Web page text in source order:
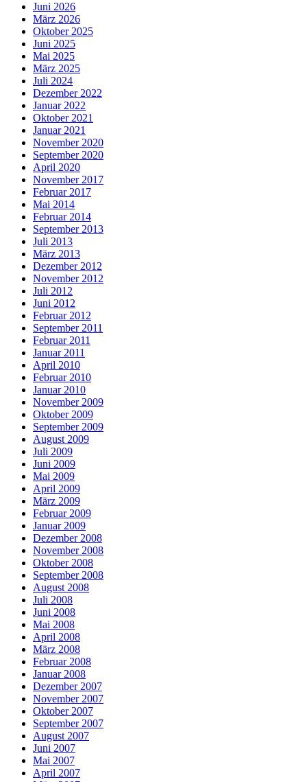
Juni 2026
März 2026
Oktober 2025
Juni 2025
Mai 2025
März 2025
Juli 2024
Dezember 2022
Januar 2022
Oktober 2021
Januar 2021
November 2020
September 2020
April 2020
November 2017
Februar 2017
Mai 2014
Februar 2014
September 2013
Juli 2013
März 2013
Dezember 2012
November 2012
Juli 2012
Juni 2012
Februar 2012
September 2011
Februar 2011
Januar 2011
April 2010
Februar 2010
Januar 2010
November 2009
Oktober 2009
September 2009
August 2009
Juli 2009
Juni 2009
Mai 2009
April 2009
März 2009
Februar 2009
Januar 2009
Dezember 2008
November 2008
Oktober 2008
September 2008
August 2008
Juli 2008
Juni 2008
Mai 2008
April 2008
März 2008
Februar 2008
Januar 2008
Dezember 2007
November 2007
Oktober 2007
September 2007
August 2007
Juni 2007
Mai 2007
April 2007